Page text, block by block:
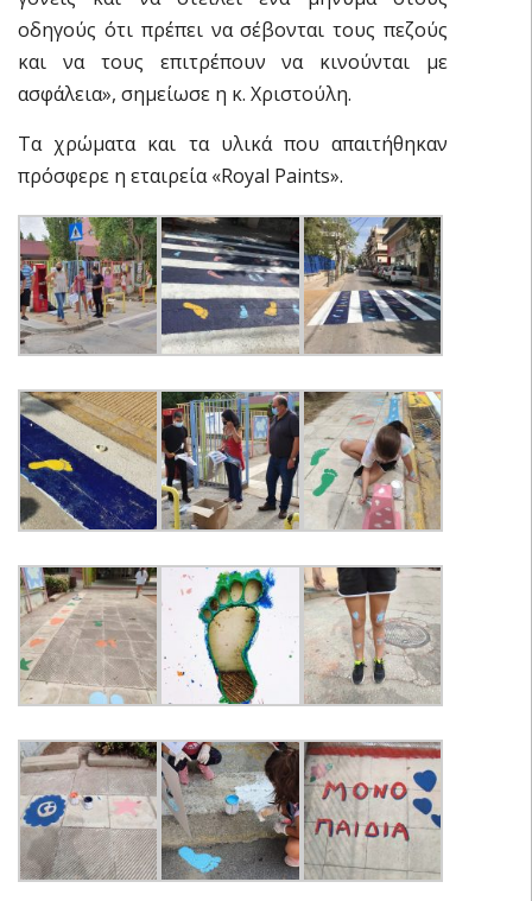
οδηγούς ότι πρέπει να σέβονται τους πεζούς
και να τους επιτρέπουν να κινούνται με
ασφάλεια», σημείωσε η κ. Χριστούλη.
Τα χρώματα και τα υλικά που απαιτήθηκαν
πρόσφερε η εταιρεία «Royal Paints».